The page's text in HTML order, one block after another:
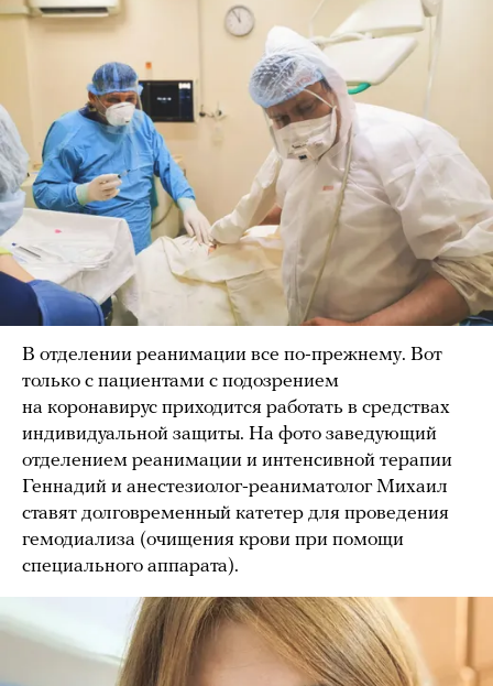
В отделении реанимации все по-прежнему. Вот
только с пациентами с подозрением
на коронавирус приходится работать в средствах
индивидуальной защиты. На фото заведующий
отделением реанимации и интенсивной терапии
Геннадий и анестезиолог-реаниматолог Михаил
ставят долговременный катетер для проведения
гемодиализа (очищения крови при помощи
специального аппарата).